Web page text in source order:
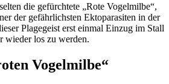
die gefürchtete „Rote Vogelmilbe“,
der gefährlichsten Ektoparasiten in der
Plagegeist erst einmal Einzug im Stall
wieder los zu werden.
Vogelmilbe“